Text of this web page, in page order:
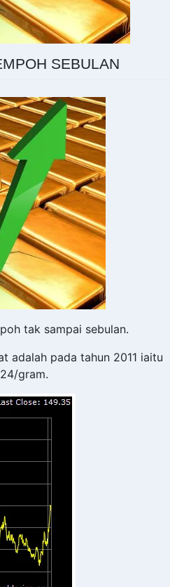
SEBULAN
tak sampai sebulan.
adalah pada tahun 2011 iaitu
gram.